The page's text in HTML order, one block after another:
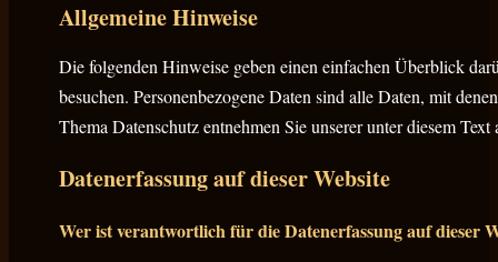
Allgemeine Hinweise
Die folgenden Hinweise geben einen einfachen Überblick
besuchen. Personenbezogene Daten sind alle Daten, mit
Thema Datenschutz entnehmen Sie unserer unter diesem
Datenerfassung auf dieser Website
Wer ist verantwortlich für die Datenerfassung auf dieser